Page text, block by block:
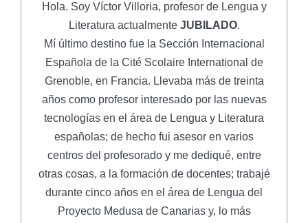
Hola. Soy Víctor Villoria, profesor de Lengua y
Literatura actualmente JUBILADO.
Mí último destino fue la Sección Internacional
Española de la Cité Scolaire International de
Grenoble, en Francia. Llevaba más de treinta
años como profesor interesado por las nuevas
tecnologías en el área de Lengua y Literatura
españolas; de hecho fui asesor en varios
centros del profesorado y me dediqué, entre
otras cosas, a la formación de docentes; trabajé
durante cinco años en el área de Lengua del
Proyecto Medusa de Canarias y, lo más